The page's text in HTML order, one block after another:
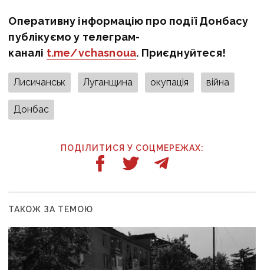
Оперативну інформацію про події Донбасу
публікуємо у телеграм-
каналі t.me/vchasnoua. Приєднуйтеся!
Лисичанськ Луганщина окупація війна
Донбас
ПОДІЛИТИСЯ У СОЦМЕРЕЖАХ:
ТАКОЖ ЗА ТЕМОЮ